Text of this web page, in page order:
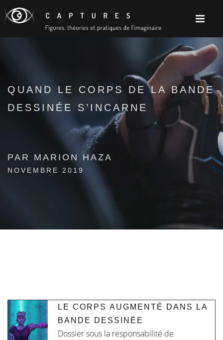
QUAND LE CORPS DE LA BANDE
DESSINÉE S’INCARNE
PAR MARION HAZA
NOVEMBRE 2019
LE CORPS AUGMENTÉ DANS LA
BANDE DESSINÉE
Dossier sous la responsabilité de